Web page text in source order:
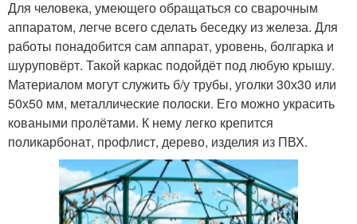
Для человека, умеющего обращаться со сварочным
аппаратом, легче всего сделать беседку из железа. Для
работы понадобится сам аппарат, уровень, болгарка и
шуруповёрт. Такой каркас подойдёт под любую крышу.
Материалом могут служить б/у трубы, уголки 30х30 или
50х50 мм, металлические полоски. Его можно украсить
коваными пролётами. К нему легко крепится
поликарбонат, профлист, дерево, изделия из ПВХ.